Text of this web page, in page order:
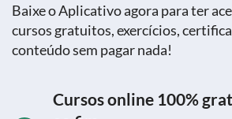
Baixe o Aplicativo agora para ter
cursos gratuitos, exercícios,
conteúdo sem pagar nada!
Cursos online 100%